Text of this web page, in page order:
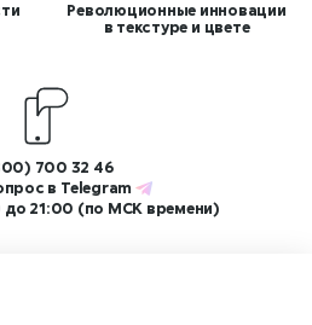
Революционные инновации
в текстуре и цвете
700 32 46
в Telegram
до 21:00 (по МСК времени)